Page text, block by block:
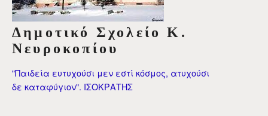
Δημοτικό Σχολείο Κ.
Νευροκοπίου
"Παιδεία ευτυχούσι μεν εστί κόσμος, ατυχούσι
δε καταφύγιον". ΙΣΟΚΡΑΤΗΣ